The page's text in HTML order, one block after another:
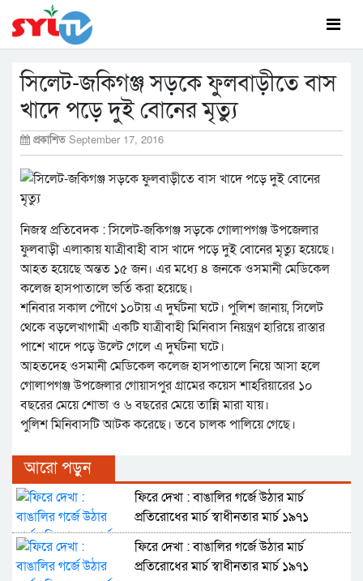
সিলেট-জকিগঞ্জ সড়কে ফুলবাড়ীতে বাস
খাদে পড়ে দুই বোনের মৃত্যু
প্রকাশিত September 17, 2016
নিজস্ব প্রতিবেদক : সিলেট-জকিগঞ্জ সড়কে গোলাপগঞ্জ উপজেলার
ফুলবাড়ী এলাকায় যাত্রীবাহী বাস খাদে পড়ে দুই বোনের মৃত্যু হয়েছে।
আহত হয়েছে অন্তত ১৫ জন। এর মধ্যে ৪ জনকে ওসমানী মেডিকেল
কলেজ হাসপাতালে ভর্তি করা হয়েছে।
শনিবার সকাল পৌণে ১০টায় এ দুর্ঘটনা ঘটে। পুলিশ জানায়, সিলেট
থেকে বড়লেখাগামী একটি যাত্রীবাহী মিনিবাস নিয়ন্ত্রণ হারিয়ে রাস্তার
পাশে খাদে পড়ে উল্টে গেলে এ দুর্ঘটনা ঘটে।
আহতদেহ ওসমানী মেডিকেল কলেজ হাসপাতালে নিয়ে আসা হলে
গোলাপগঞ্জ উপজেলার গোয়াসপুর গ্রামের কয়েস শাহরিয়ারের ১০
বছরের মেয়ে শোভা ও ৬ বছরের মেয়ে তান্নি মারা যায়।
পুলিশ মিনিবাসটি আটক করেছে। তবে চালক পালিয়ে গেছে।
আরো পড়ুন
ফিরে দেখা : বাঙালির গর্জে উঠার মার্চ
প্রতিরোধের মার্চ স্বাধীনতার মার্চ ১৯৭১
ফিরে দেখা : বাঙালির গর্জে উঠার মার্চ
প্রতিরোধের মার্চ স্বাধীনতার মার্চ ১৯৭১